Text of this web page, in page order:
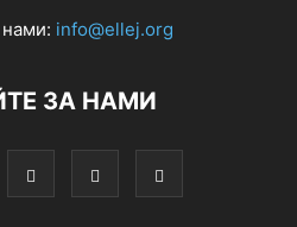
info@ellej.org
ЗА НАМИ